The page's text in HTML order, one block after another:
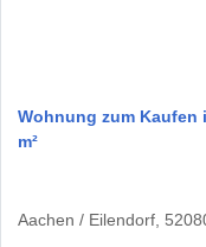
Wohnung zum Kaufen
m²
Aachen / Eilendorf,